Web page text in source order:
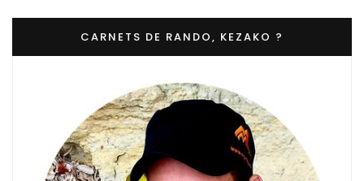
CARNETS DE RANDO, KEZAKO ?